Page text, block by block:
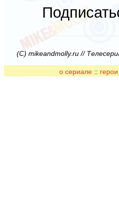
(C) mikeandmolly.ru //
о сериале ::